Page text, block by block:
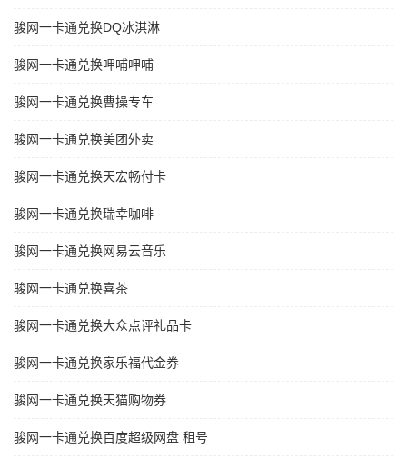
骏网一卡通兑换DQ冰淇淋
骏网一卡通兑换呷哺呷哺
骏网一卡通兑换曹操专车
骏网一卡通兑换美团外卖
骏网一卡通兑换天宏畅付卡
骏网一卡通兑换瑞幸咖啡
骏网一卡通兑换网易云音乐
骏网一卡通兑换喜茶
骏网一卡通兑换大众点评礼品卡
骏网一卡通兑换家乐福代金券
骏网一卡通兑换天猫购物券
骏网一卡通兑换百度超级网盘 租号